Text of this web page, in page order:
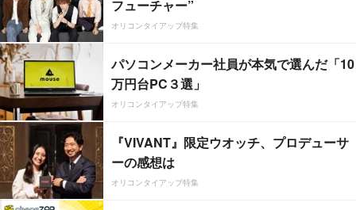
フューチャー”
オリコンタイアップ特集
パソコンメーカー社員が本気で選んだ「10
万円台PC３選」
オリコンタイアップ特集
『VIVANT』限定ウオッチ、プロデューサ
ーの感想は
オリコンタイアップ特集